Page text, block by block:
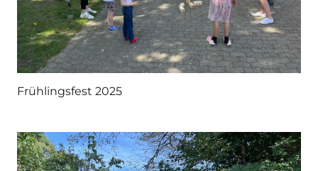
Frühlingsfest 2025